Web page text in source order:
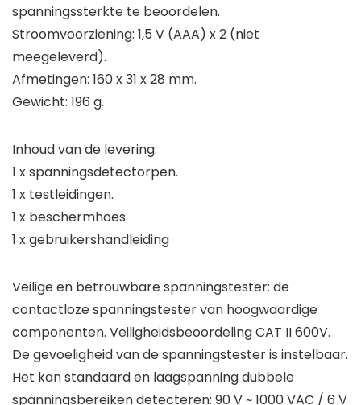
spanningssterkte te beoordelen.
Stroomvoorziening: 1,5 V (AAA) x 2 (niet
meegeleverd).
Afmetingen: 160 x 31 x 28 mm.
Gewicht: 196 g.
Inhoud van de levering:
1 x spanningsdetectorpen.
1 x testleidingen.
1 x beschermhoes
1 x gebruikershandleiding
Veilige en betrouwbare spanningstester: de
contactloze spanningstester van hoogwaardige
componenten. Veiligheidsbeoordeling CAT II 600V.
De gevoeligheid van de spanningstester is instelbaar.
Het kan standaard en laagspanning dubbele
spanningsbereiken detecteren: 90 V ~ 1000 VAC / 6 V